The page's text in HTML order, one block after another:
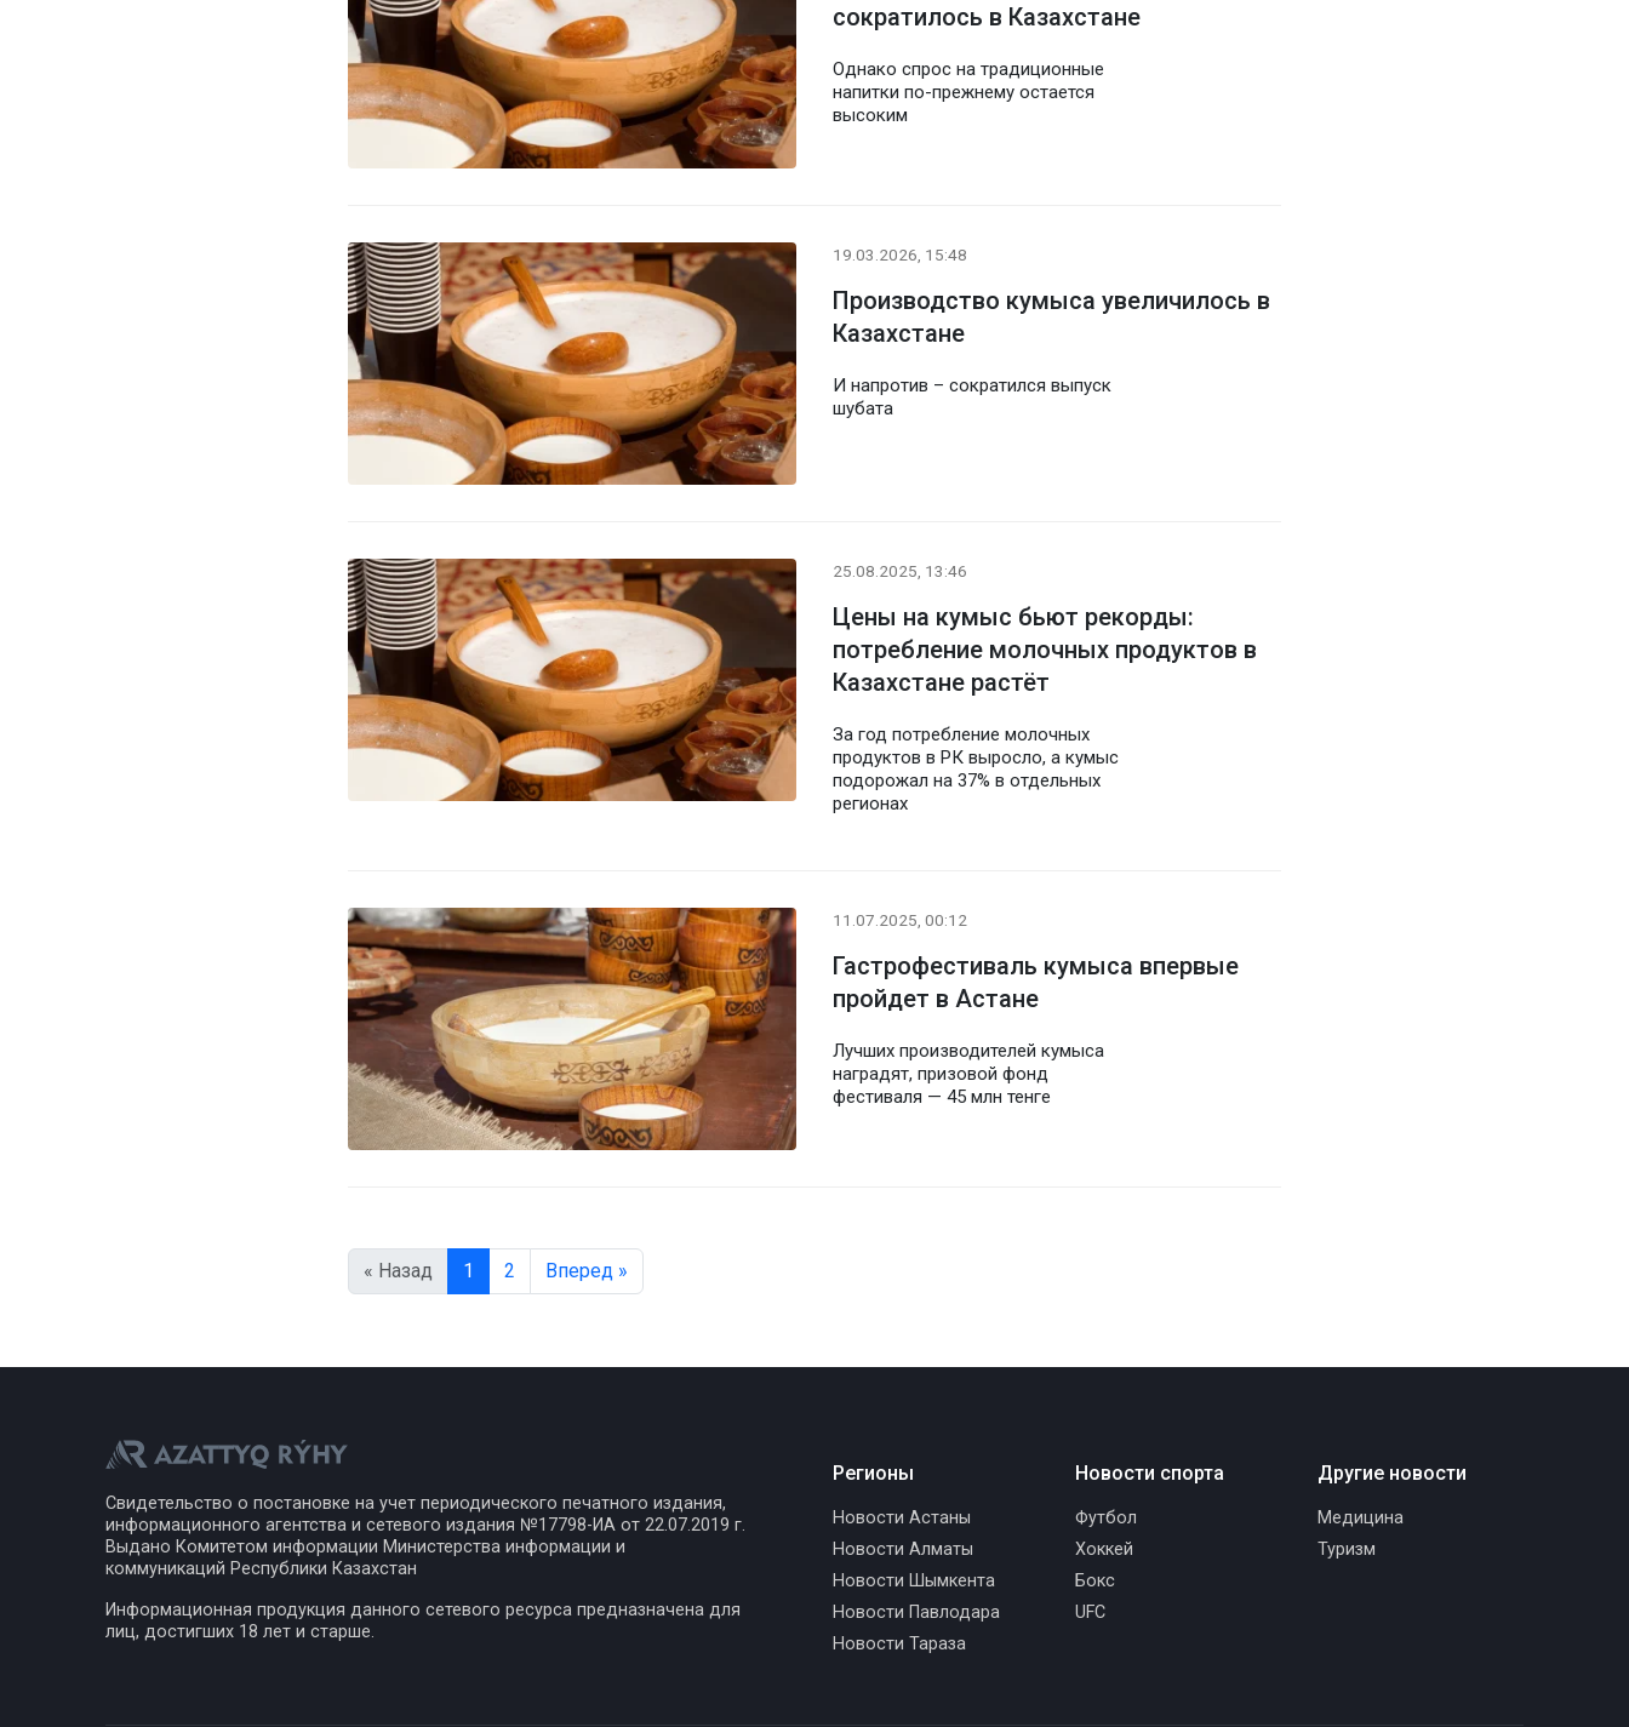
сократилось в Казахстане
Однако спрос на традиционные
напитки по-прежнему остается
высоким
19.03.2026, 15:48
Производство кумыса увеличилось в
Казахстане
И напротив – сократился выпуск
шубата
25.08.2025, 13:46
Цены на кумыс бьют рекорды:
потребление молочных продуктов в
Казахстане растёт
За год потребление молочных
продуктов в РК выросло, а кумыс
подорожал на 37% в отдельных
регионах
11.07.2025, 00:12
Гастрофестиваль кумыса впервые
пройдет в Астане
Лучших производителей кумыса
наградят, призовой фонд
фестиваля — 45 млн тенге
« Назад 1 2 Вперед »
Свидетельство о постановке на учет периодического печатного издания,
информационного агентства и сетевого издания №17798-ИА от 22.07.2019 г.
Выдано Комитетом информации Министерства информации и
коммуникаций Республики Казахстан
Информационная продукция данного сетевого ресурса предназначена для
лиц, достигших 18 лет и старше.
Регионы
Новости Астаны
Новости Алматы
Новости Шымкента
Новости Павлодара
Новости Тараза
Новости спорта
Футбол
Хоккей
Бокс
UFC
Другие новости
Медицина
Туризм